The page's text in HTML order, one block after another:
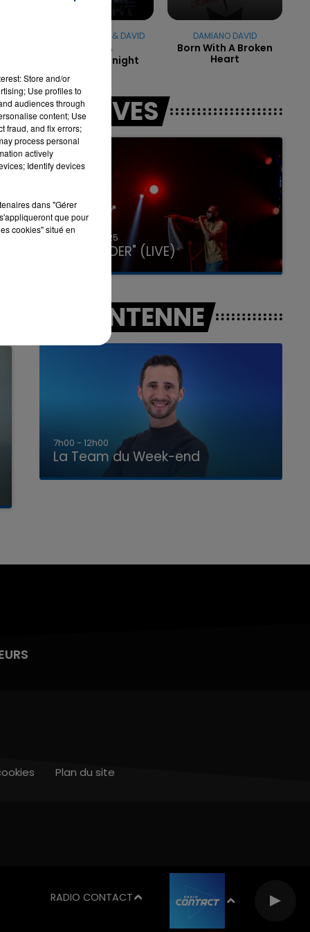
16h00 - 20h00
LA TEAM DU WEEK-END
JENNIFER LOPEZ & DAVID
GUETTA
Save Me Tonight
DAMIANO DAVID
Born With A Broken
Heart
LES LIVES
31 janvier 2025
GIMS "SPIDER" (LIVE)
A L'ANTENNE
7h00 - 12h00
La Team du Week-end
RADIO CONTACT
Plan du site
Store and/or
Use profiles to
audiences through
content; Use
fraud, and fix errors;
process personal
actively
Identify devices
dans "Gérer
que pour
cookies" situé en